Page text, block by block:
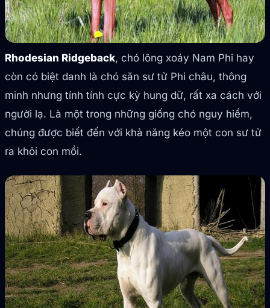
Rhodesian Ridgeback, chó lông xoáy Nam Phi hay
còn có biệt danh là chó săn sư tử Phi châu, thông
minh nhưng tính tính cực kỳ hung dữ, rất xa cách với
người lạ. Là một trong những giống chó nguy hiểm,
chúng được biết đến với khả năng kéo một con sư tử
ra khỏi con mồi.